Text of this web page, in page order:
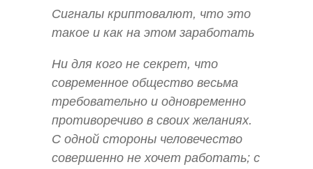
Сигналы криптовалют, что это
такое и как на этом заработать
Ни для кого не секрет, что
современное общество весьма
требовательно и одновременно
противоречиво в своих желаниях.
С одной стороны человечество
совершенно не хочет работать; с